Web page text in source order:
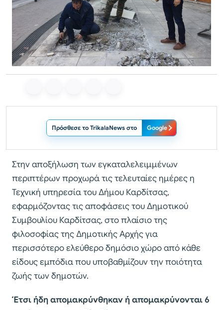
Πρόσθεσε το TrikalaNews στο Google
Στην αποξήλωση των εγκαταλελειμμένων
περιπτέρων προχωρά τις τελευταίες ημέρες η
Τεχνική υπηρεσία του Δήμου Καρδίτσας,
εφαρμόζοντας τις αποφάσεις του Δημοτικού
Συμβουλίου Καρδίτσας, στο πλαίσιο της
φιλοσοφίας της Δημοτικής Αρχής για
περισσότερο ελεύθερο δημόσιο χώρο από κάθε
είδους εμπόδια που υποβαθμίζουν την ποιότητα
ζωής των δημοτών.
Έτσι ήδη απομακρύνθηκαν ή απομακρύνονται 6